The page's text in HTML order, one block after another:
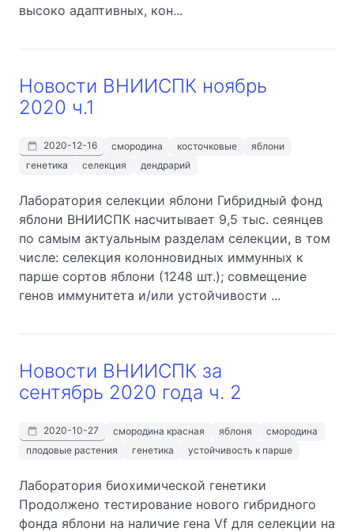
высоко адаптивных, кон...
Новости ВНИИСПК ноябрь
2020 ч.1
2020-12-16 смородина косточковые
яблони
генетика
селекция дендрарий
Лаборатория селекции яблони Гибридный фонд
яблони ВНИИСПК насчитывает 9,5 тыс. сеянцев
по самым актуальным разделам селекции, в том
числе: селекция колонновидных иммунных к
парше сортов яблони (1248 шт.); совмещение
генов иммунитета и/или устойчивости ...
Новости ВНИИСПК за
сентябрь 2020 года ч. 2
2020-10-27 смородина красная яблоня
смородина
плодовые растения
генетика устойчивость к парше
Лаборатория биохимической генетики
Продолжено тестирование нового гибридного
фонда яблони на наличие гена Vf для селекции на